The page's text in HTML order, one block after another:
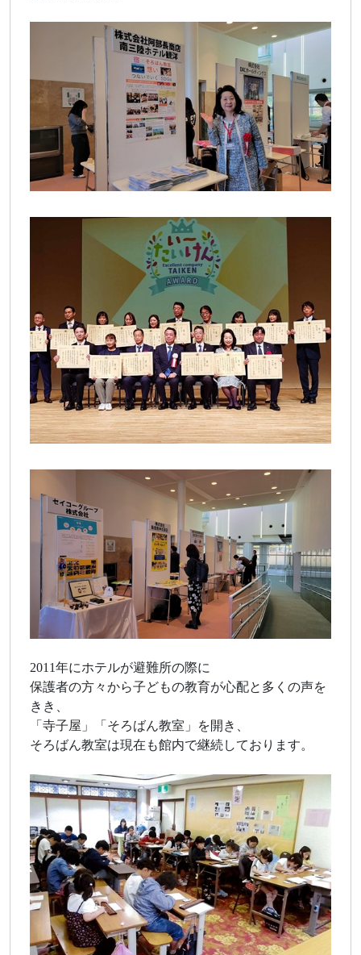
2011年にホテルが避難所の際に
保護者の方々から子どもの教育が心配と多くの声を
きき、
「寺子屋」「そろばん教室」を開き、
そろばん教室は現在も館内で継続しております。